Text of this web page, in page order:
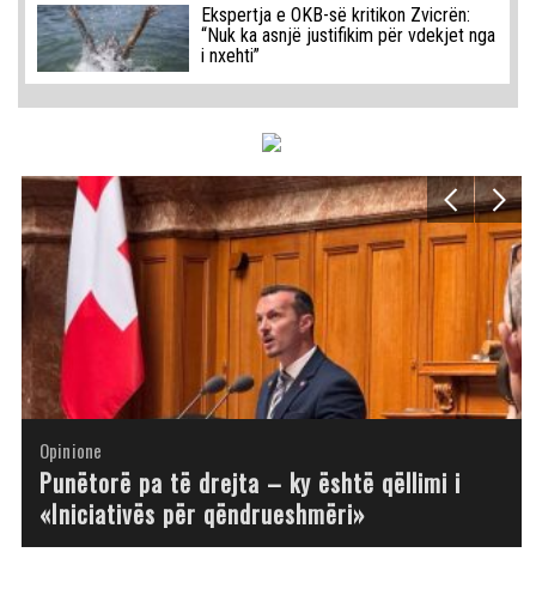
Ekspertja e OKB-së kritikon Zvicrën:
“Nuk ka asnjë justifikim për vdekjet nga
i nxehti”
Opinione
Opinione
Punëtorë pa të drejta – ky është qëllimi i
«Iniciativës për qëndrueshmëri»
Opinione
Opinione
Opinione
Opinione
Opinione
Opinione